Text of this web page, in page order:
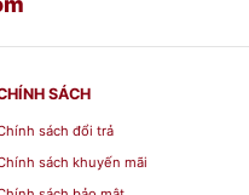
SÁCH
sách đổi trả
sách khuyến mãi